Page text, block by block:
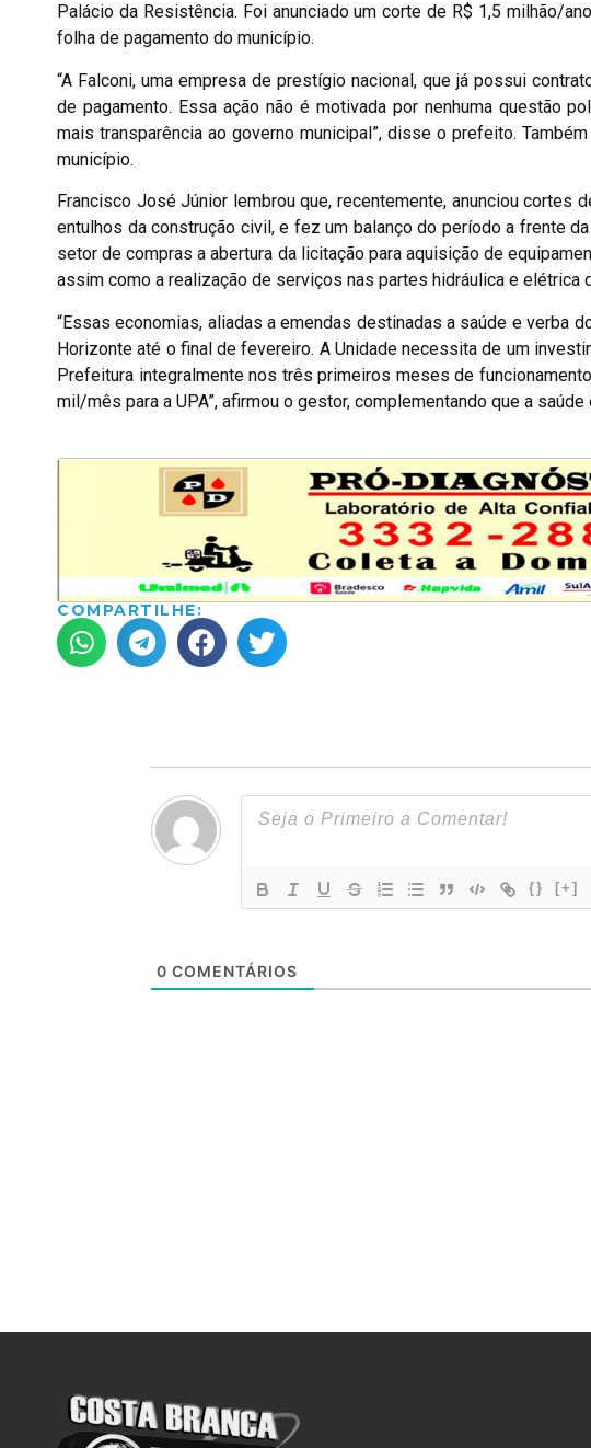
Palácio da Resistência. Foi anunciado um corte de R$ 1,5 milhão/
folha de pagamento do município.
“A Falconi, uma empresa de prestígio nacional, que já possui
de pagamento. Essa ação não é motivada por nenhuma questão
mais transparência ao governo municipal”, disse o prefeito.
município.
Francisco José Júnior lembrou que, recentemente, anunciou
entulhos da construção civil, e fez um balanço do período a frente
setor de compras a abertura da licitação para aquisição de
assim como a realização de serviços nas partes hidráulica e elétrica
“Essas economias, aliadas a emendas destinadas a saúde e verba
Horizonte até o final de fevereiro. A Unidade necessita de um
Prefeitura integralmente nos três primeiros meses de
mil/mês para a UPA”, afirmou o gestor, complementando que a
COMPARTILHE:
{} [+]
0 COMENTÁRIOS